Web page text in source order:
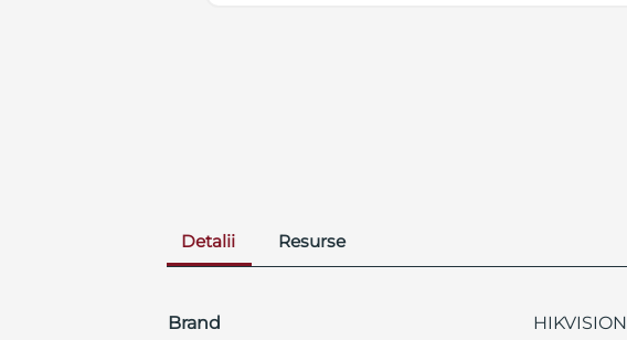
Detalii Resurse
Brand HIKVISION